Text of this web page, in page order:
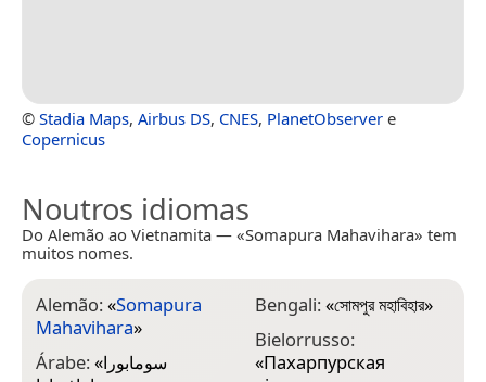
© Stadia Maps, Airbus DS, CNES, PlanetObserver e
Copernicus
Noutros idiomas
Do Alemão ao Vietnamita — «Somapura Mahavihara» tem
muitos nomes.
Alemão:«Somapura
Mahavihara»
Árabe:«سومابورا
Bengali:«সোমপুর মহাবিহার»
Bielorrusso:
«Пахарпурская